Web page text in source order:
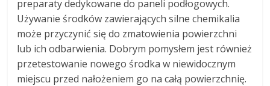
preparaty dedykowane do paneli podłogowych.
Używanie środków zawierających silne chemikalia
może przyczynić się do zmatowienia powierzchni
lub ich odbarwienia. Dobrym pomysłem jest również
przetestowanie nowego środka w niewidocznym
miejscu przed nałożeniem go na całą powierzchnię.